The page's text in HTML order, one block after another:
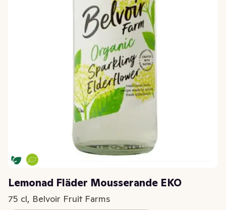
Lemonad Fläder Mousserande EKO
75 cl, Belvoir Fruit Farms